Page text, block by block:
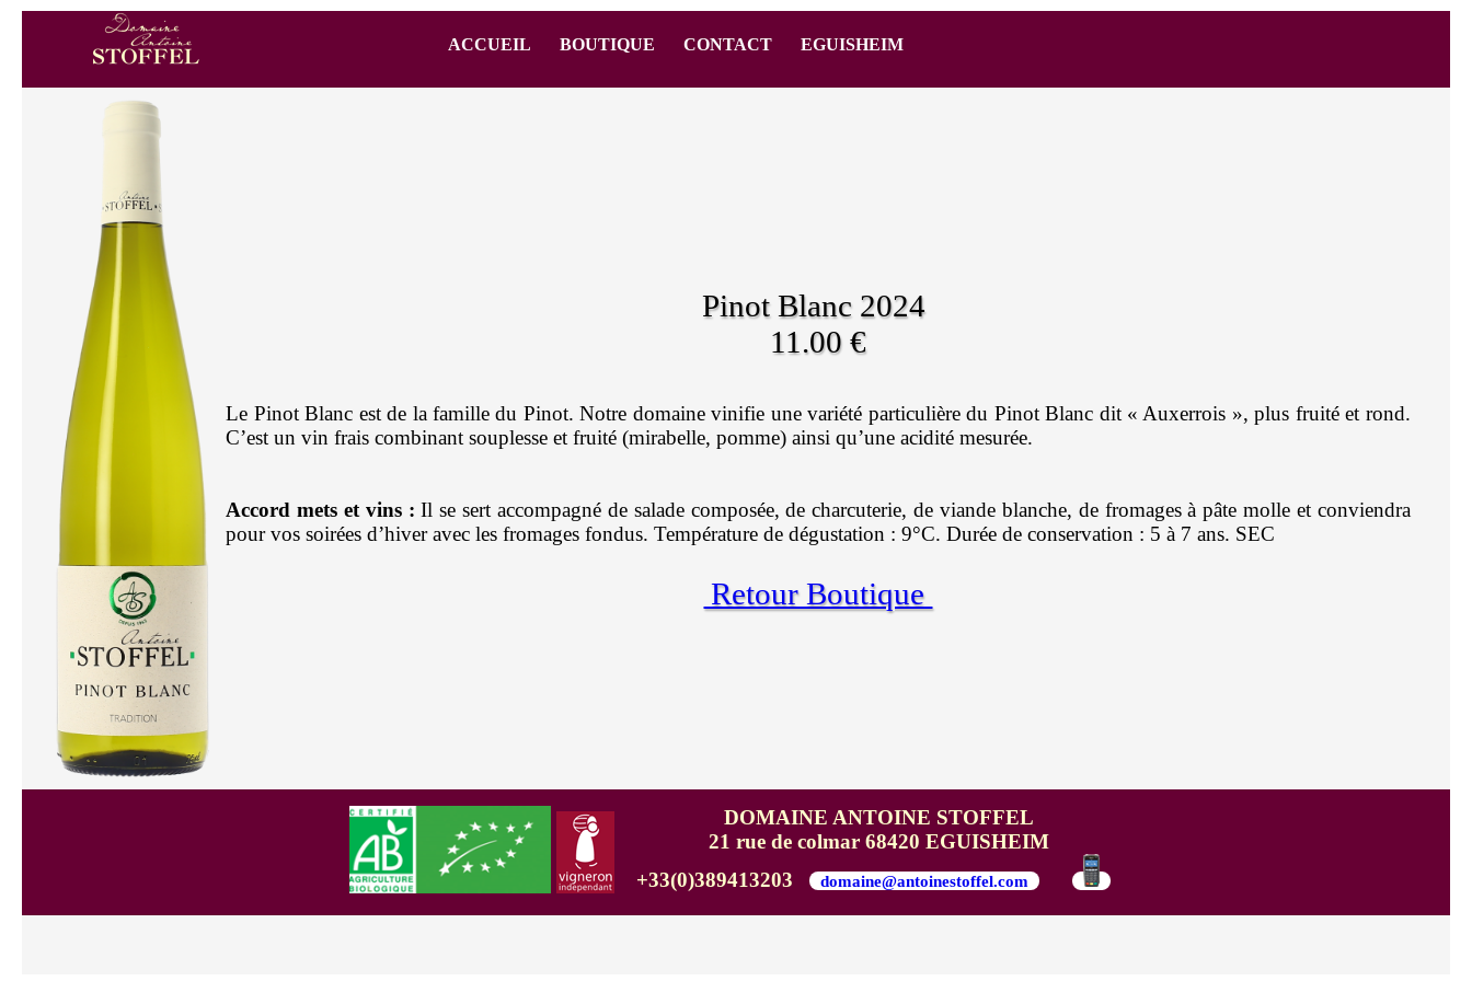
ACCUEIL BOUTIQUE CONTACT EGUISHEIM
Pinot Blanc 2024
11.00 €
Le Pinot Blanc est de la famille du Pinot. Notre domaine vinifie une variété particulière du Pinot Blanc dit « Auxerrois », plus fruité et rond.
C’est un vin frais combinant souplesse et fruité (mirabelle, pomme) ainsi qu’une acidité mesurée.
Accord mets et vins : Il se sert accompagné de salade composée, de charcuterie, de viande blanche, de fromages à pâte molle et conviendra
pour vos soirées d’hiver avec les fromages fondus. Température de dégustation : 9°C. Durée de conservation : 5 à 7 ans. SEC
Retour Boutique
DOMAINE ANTOINE STOFFEL
21 rue de colmar 68420 EGUISHEIM
+33(0)389413203
domaine@antoinestoffel.com